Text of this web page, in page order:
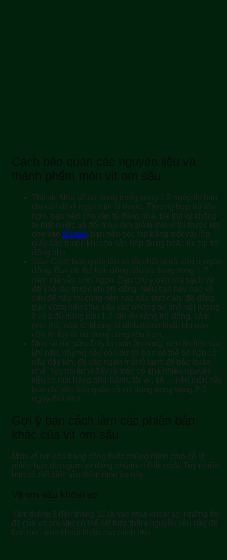
Cách bảo quản các nguyên liệu và
thành phẩm món vịt om sấu
Thịt vịt: Nếu sẽ sử dụng trong vòng 1-2 ngày thì bạn
chỉ cần để ở ngăn mát là được. Trường hợp trữ lâu
hơn, bạn nên cho vào tủ đông nha. Để thịt vịt không
bị mất nước và đổi màu làm giảm mùi vị thì trước khi
cho vào tủ lạnh, bạn nên bọc thịt bằng một vài lớp
giấy báo trước khi cho vào hộp đựng hoặc túi zip trữ
đông nha.
Sấu: Cách bảo quản lâu và tốt nhất là trữ sấu ở ngăn
đông. Bạn có thể làm đông sấu và dùng trong 1-2
năm mà vẫn tươi ngon. Bạn chú ý nên rửa sạch và
để khô ráo trước khi trữ đông. Nếu bạn hay nạo vỏ
sấu để nấu thì cũng nên nạo sấu trước khi để đông.
Bạn cũng nên chia sấu vào những túi nhỏ với lượng
ít vừa đủ dùng nấu 1-2 lần rồi hẵng trữ đông. Làm
như thế, sấu sẽ không bị dính thành khối, khi nào
cần thì lấy ra sử dụng cũng tiện hơn.
Món vịt om sấu: Đây là món ăn nóng, nên ăn liền sau
khi nấu, nhưng nếu còn dư thì bạn có thể bỏ hộp có
nắp đậy kín, để vào ngăn mát tủ lạnh để bảo quản
nhé. Tuy nhiên vì đây là món có khá nhiều nguyên
liệu có mùi hăng như hành, tỏi 🧄, sả,… nên món này
bạn chỉ nên bảo quản và sử dụng trong vòng 2-3
ngày thôi nha.
Gợi ý bạn cách làm các phiên bản
khác của vịt om sấu
Món vịt om sấu trong công thức chúng mình chia sẻ là
phiên bản đơn giản và đúng chuẩn vị Bắc nhất. Tuy nhiên,
bạn có thể biến tấu thêm món ăn này
Vịt om sấu khoai sọ
Tầm tháng 8 đến tháng 10 là vào mùa khoai sọ, những tín
đồ của vịt om sấu có thể kết hợp thêm nguyên liệu này để
làm mới món khoái khẩu của mình nha.